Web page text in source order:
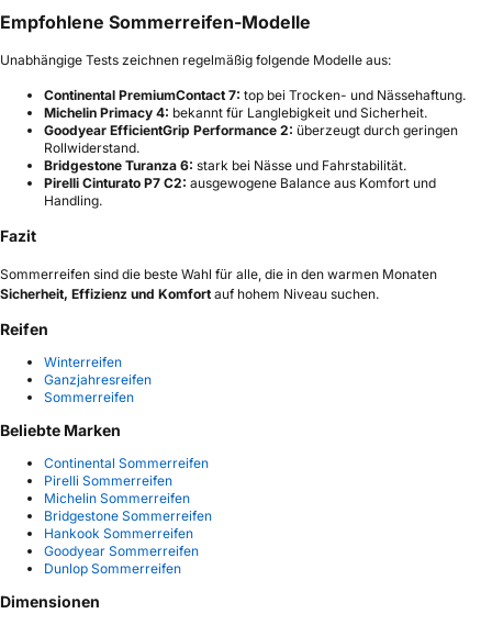
Empfohlene Sommerreifen-Modelle
Unabhängige Tests zeichnen regelmäßig folgende Modelle aus:
Continental PremiumContact 7: top bei Trocken- und Nässehaftung.
Michelin Primacy 4: bekannt für Langlebigkeit und Sicherheit.
Goodyear EfficientGrip Performance 2: überzeugt durch geringen
Rollwiderstand.
Bridgestone Turanza 6: stark bei Nässe und Fahrstabilität.
Pirelli Cinturato P7 C2: ausgewogene Balance aus Komfort und
Handling.
Fazit
Sommerreifen sind die beste Wahl für alle, die in den warmen Monaten
Sicherheit, Effizienz und Komfort auf hohem Niveau suchen.
Reifen
Winterreifen
Ganzjahresreifen
Sommerreifen
Beliebte Marken
Continental Sommerreifen
Pirelli Sommerreifen
Michelin Sommerreifen
Bridgestone Sommerreifen
Hankook Sommerreifen
Goodyear Sommerreifen
Dunlop Sommerreifen
Dimensionen